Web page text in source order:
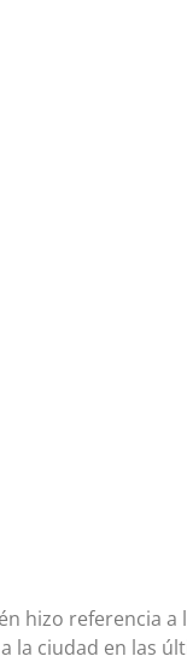
hizo referencia
la ciudad en las